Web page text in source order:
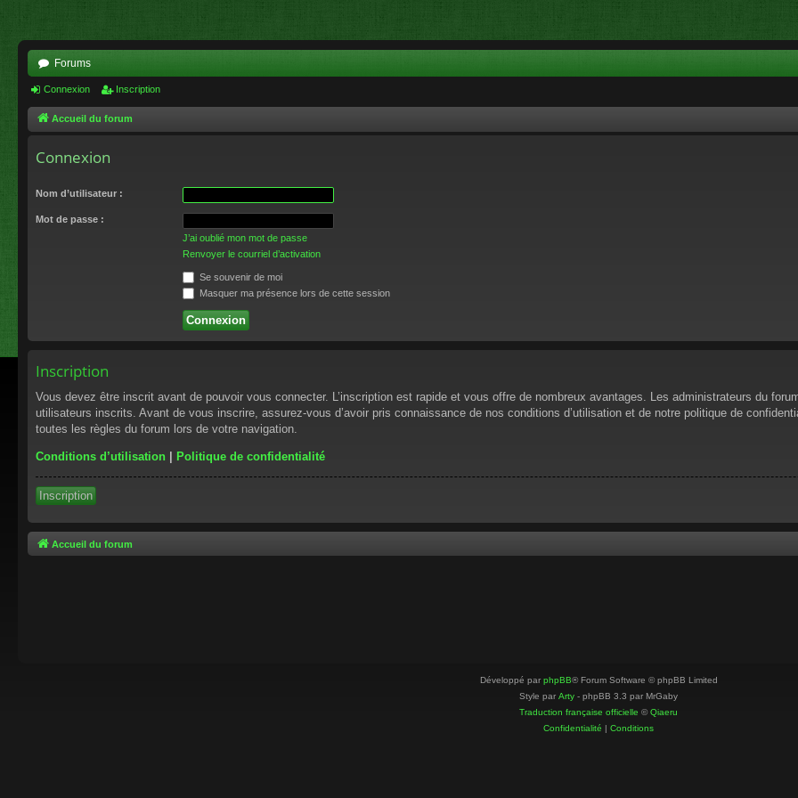
Forums
Connexion Inscription
Accueil du forum
Connexion
Nom d’utilisateur :
Mot de passe :
J’ai oublié mon mot de passe
Renvoyer le courriel d’activation
Se souvenir de moi
Masquer ma présence lors de cette session
Inscription
Vous devez être inscrit avant de pouvoir vous connecter. L’inscription est rapide et vous offre de nombreux avantages. Les administrateurs du
utilisateurs inscrits. Avant de vous inscrire, assurez-vous d’avoir pris connaissance de nos conditions d’utilisation et de notre politique de
toutes les règles du forum lors de votre navigation.
Conditions d’utilisation | Politique de confidentialité
Inscription
Accueil du forum
Développé par phpBB® Forum Software © phpBB Limited
Style par Arty - phpBB 3.3 par MrGaby
Traduction française officielle ©Qiaeru
Confidentialité | Conditions